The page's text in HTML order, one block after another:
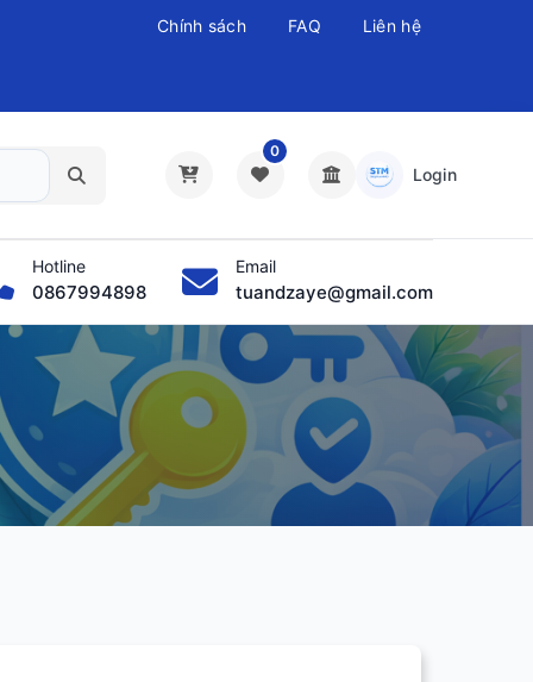
Chính sách FAQ Liên hệ
0
Login
Hotline
0867994898
Email
tuandzaye@gmail.com